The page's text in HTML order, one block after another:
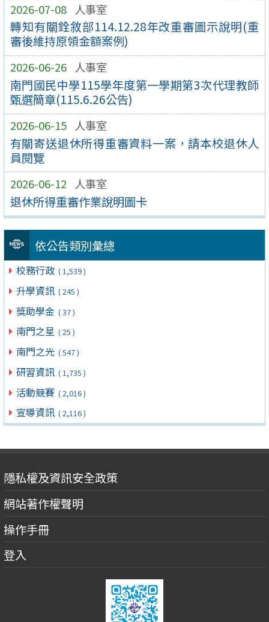
2026-07-08 人事室
轉知有關銓敘部114.12.28年改重審圖示說明(重
審後維持原領金額案例)
2026-06-26 人事室
南門國民中學115學年度第一學期第3次代理教師
甄選簡章(115.6.26公告)
2026-06-15 人事室
有關寄送退休所得重審資料一案，請本校退休⼈
員閱覽
2026-06-12 人事室
退休所得重審作業說明圖卡
依公告類別彙總
校務行政 ( 1,539 )
升學資訊 ( 245 )
獎助學金 ( 37 )
南門之星 ( 25 )
南門之光 ( 547 )
研習資訊 ( 1,735 )
活動競賽 ( 2,016 )
宣導資訊 ( 2,116 )
隱私權及資訊安全政策
網站著作權聲明
操作手冊
登入